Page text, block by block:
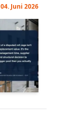
04. Juni 2026